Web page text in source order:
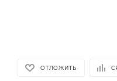
ОТЛОЖИТЬ